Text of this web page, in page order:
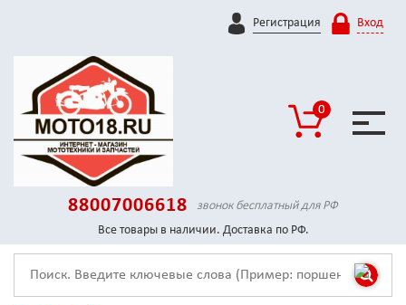
Регистрация Вход
0
88007006618
звонок бесплатный для РФ
Все товары в наличии. Доставка по РФ.